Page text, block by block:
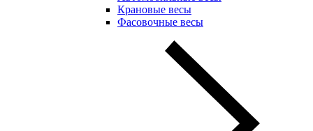
Крановые весы
Фасовочные весы